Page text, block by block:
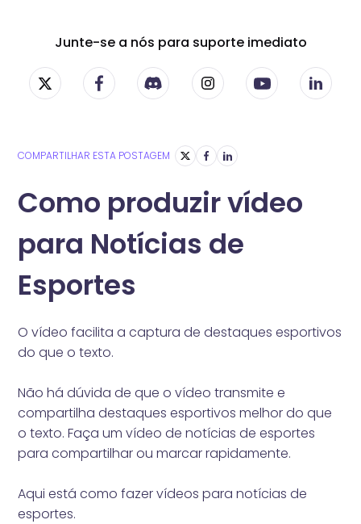
Junte-se a nós para suporte imediato
COMPARTILHAR ESTA POSTAGEM
Como produzir vídeo
para Notícias de
Esportes
O vídeo facilita a captura de destaques esportivos
do que o texto.
Não há dúvida de que o vídeo transmite e
compartilha destaques esportivos melhor do que
o texto. Faça um vídeo de notícias de esportes
para compartilhar ou marcar rapidamente.
Aqui está como fazer vídeos para notícias de
esportes.